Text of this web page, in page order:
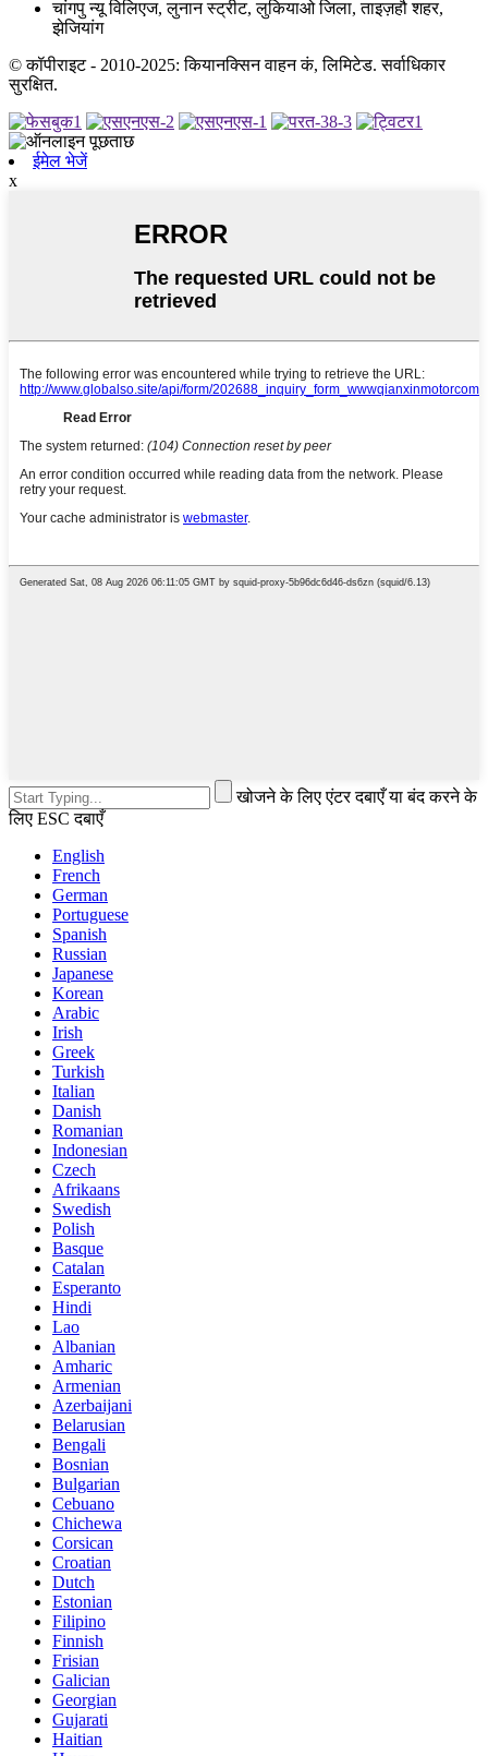
चांगपु न्यू विलिएज, लुनान स्ट्रीट, लुकियाओ जिला, ताइज़हौ शहर,
झेजियांग
© कॉपीराइट - 2010-2025: कियानक्सिन वाहन कं, लिमिटेड. सर्वाधिकार
सुरक्षित.
ईमेल भेजें
x
खोजने के लिए एंटर दबाएँ या बंद करने के
लिए ESC दबाएँ
English
French
German
Portuguese
Spanish
Russian
Japanese
Korean
Arabic
Irish
Greek
Turkish
Italian
Danish
Romanian
Indonesian
Czech
Afrikaans
Swedish
Polish
Basque
Catalan
Esperanto
Hindi
Lao
Albanian
Amharic
Armenian
Azerbaijani
Belarusian
Bengali
Bosnian
Bulgarian
Cebuano
Chichewa
Corsican
Croatian
Dutch
Estonian
Filipino
Finnish
Frisian
Galician
Georgian
Gujarati
Haitian